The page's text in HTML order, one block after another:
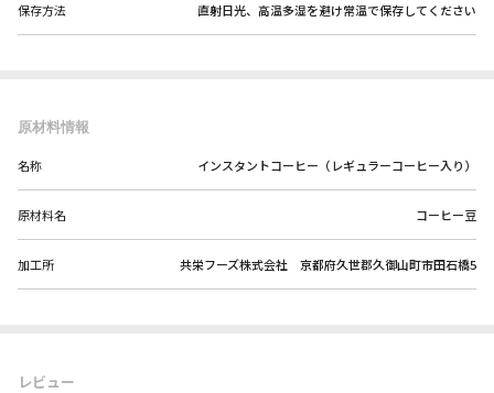
保存方法 直射日光、高温多湿を避け常温で保存してください
原材料情報
名称 インスタントコーヒー（レギュラーコーヒー入り）
原材料名 コーヒー豆
加工所 共栄フーズ株式会社 京都府久世郡久御山町市田石橋5
レビュー